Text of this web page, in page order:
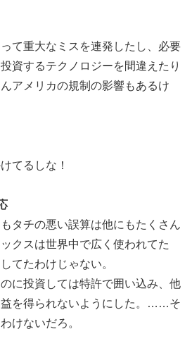
て重大なミスを連発したし、必要
資するテクノロジーを間違えたり
アメリカの規制の影響もあるけ
てるしな！
タチの悪い誤算は他にもたくさん
クスは世界中で広く使われてた
てたわけじゃない。
に投資しては特許で囲い込み、他
益を得られないようにした。……そ
けないだろ。